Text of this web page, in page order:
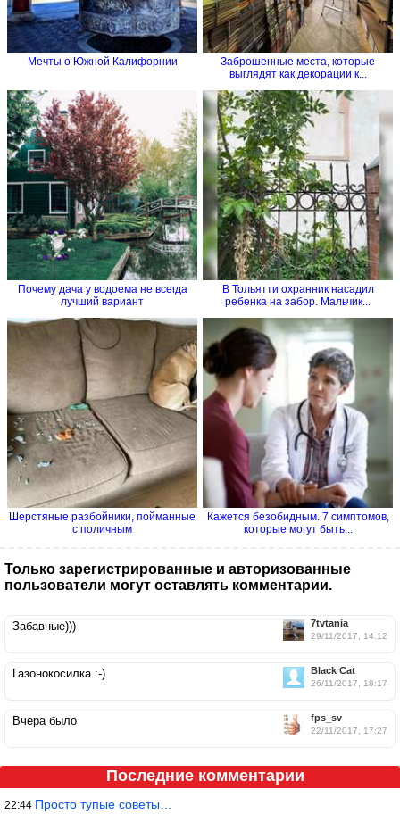
Мечты о Южной Калифорнии
Заброшенные места, которые
выглядят как декорации к...
Почему дача у водоема не всегда
лучший вариант
В Тольятти охранник насадил
ребенка на забор. Мальчик...
Шерстяные разбойники, пойманные
с поличным
Кажется безобидным. 7 симптомов,
которые могут быть...
Только зарегистрированные и авторизованные
пользователи могут оставлять комментарии.
7tvtania
29/11/2017, 14:12
Забавные)))
Black Cat
26/11/2017, 18:17
Газонокосилка :-)
fps_sv
22/11/2017, 17:27
Вчера было
Последние комментарии
22:44 Просто тупые советы…